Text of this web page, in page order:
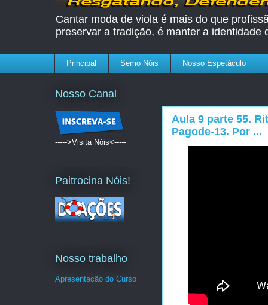
Cantar moda de viola é mais do que
preservar a tradição, é manter a
Principal Semo Nóis Nosso Espetáculo
Aula 9 parte 55.
Pagode-13. Por ...
Nosso Canal
----->Visita Nóis<-----
Paitrocina Nóis!
Nosso trabalho
Apresentação do Curso